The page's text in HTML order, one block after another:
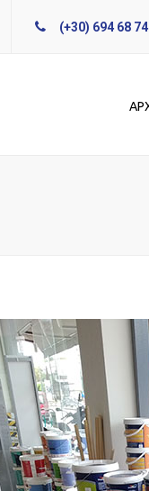
(+30) 694 68